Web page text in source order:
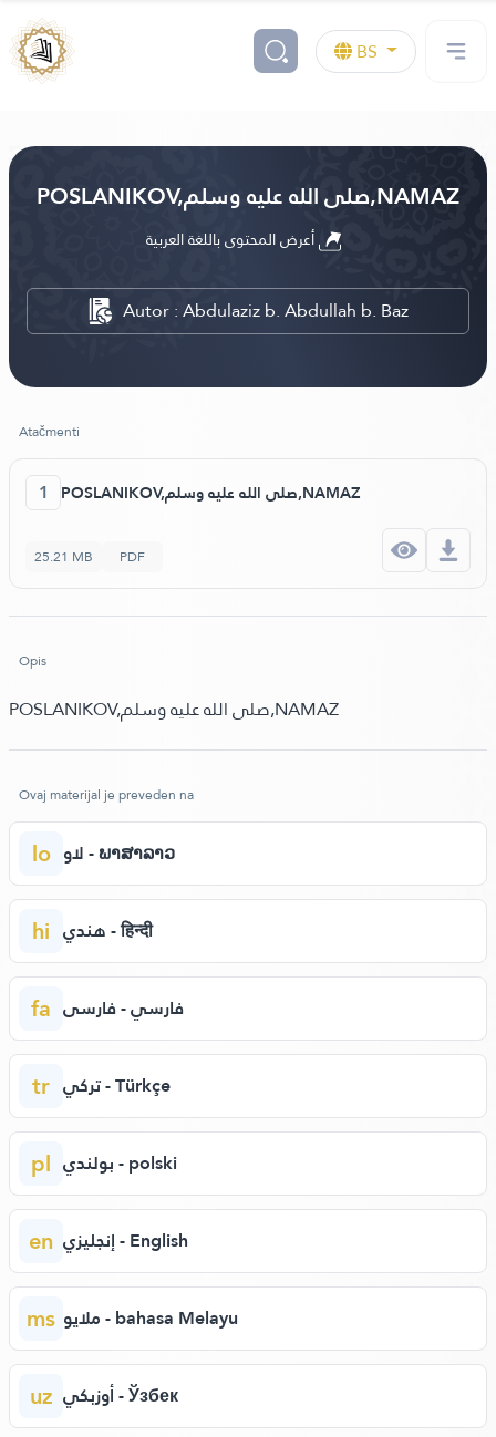
BS
POSLANIKOV,صلى الله عليه وسلم,NAMAZ
Autor : Abdulaziz b. Abdullah b. Baz
Atačmenti
1 POSLANIKOV,صلى الله عليه وسلم,NAMAZ
25.21 MB PDF
Opis
POSLANIKOV,صلى الله عليه وسلم,NAMAZ
Ovaj materijal je preveden na
lo لاو - ພາສາລາວ
hi هندي - हिन्दी
fa فارسي - فارسی
tr تركي - Türkçe
pl بولندي - polski
en إنجليزي - English
ms ملايو - bahasa Melayu
uz أوزبكي - Ўзбек